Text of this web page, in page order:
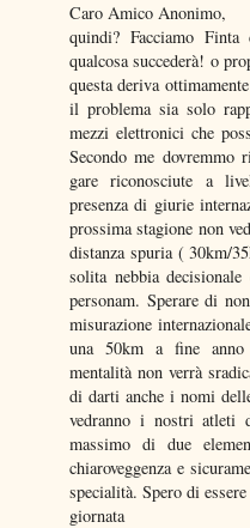
Caro Amico Anonimo,
quindi? Facciamo
qualcosa succederà! o
questa deriva
il problema sia solo
mezzi elettronici che
Secondo me dovremmo
gare riconosciute a
presenza di giurie
prossima stagione non
distanza spuria ( 30km/
solita nebbia
personam. Sperare di
misurazione
una 50km a fine anno
mentalità non verrà
di darti anche i nomi
vedranno i nostri atleti
massimo di due
chiaroveggenza e
specialità. Spero di
giornata